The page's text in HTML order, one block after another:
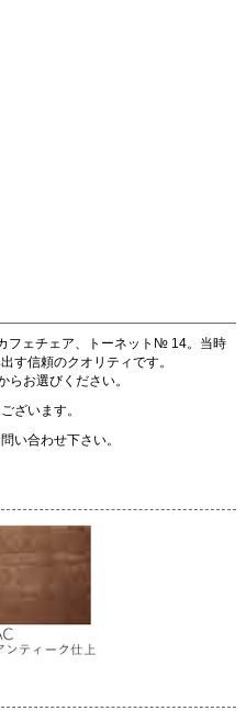
フェチェア、トーネット№ 14。当時
す信頼のクオリティです。
お選びください。
ざいます。
い合わせ下さい。